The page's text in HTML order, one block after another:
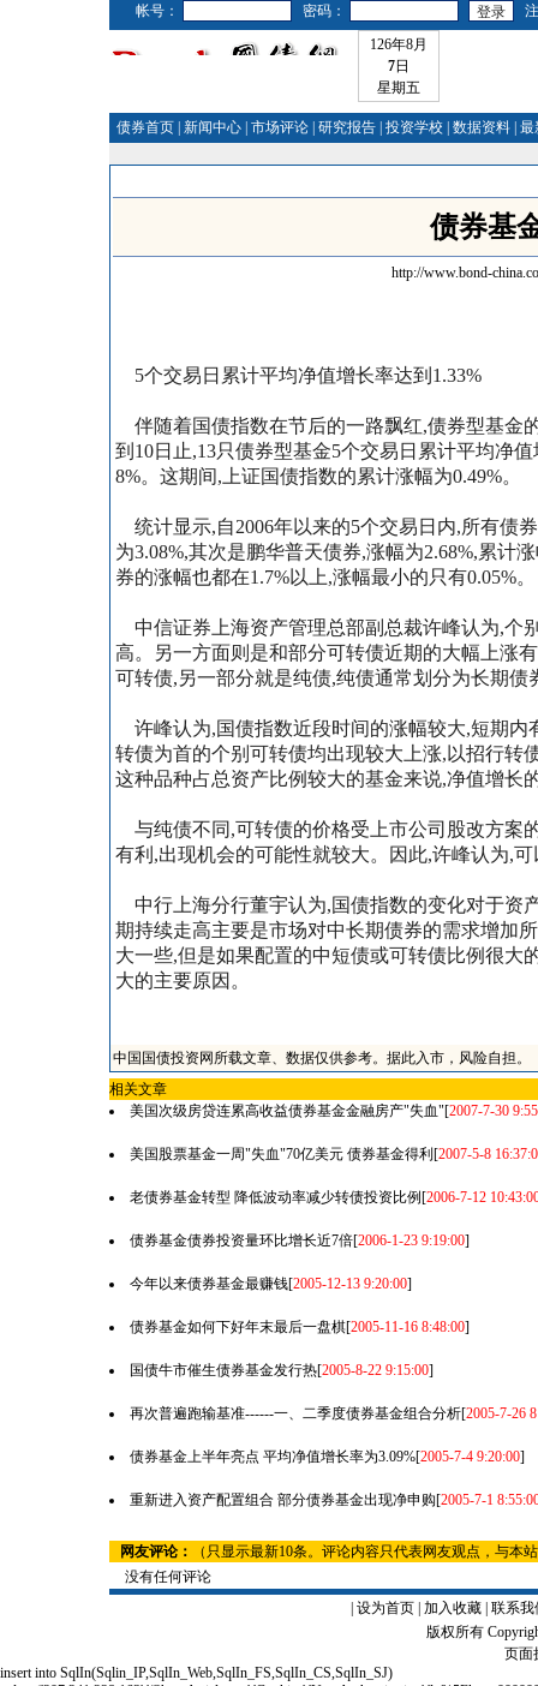
帐号： 密码：
126年8月
7日
星期五
债券首页 新闻中心 市场评论 研究报告 投资学校 数据资料 最
债券基
http://www.bond-
5个交易日累计平均净值增长率达到1.33%
伴随着国债指数在节后的一路飘红,债券型基金
到10日止,13只债券型基金5个交易日累计平均净
8%。这期间,上证国债指数的累计涨幅为0.49%。
统计显示,自2006年以来的5个交易日内,所有债
为3.08%,其次是鹏华普天债券,涨幅为2.68%,累计
券的涨幅也都在1.7%以上,涨幅最小的只有0.05%。
中信证券上海资产管理总部副总裁许峰认为,个
高。另一方面则是和部分可转债近期的大幅上涨
可转债,另一部分就是纯债,纯债通常划分为长期债
许峰认为,国债指数近段时间的涨幅较大,短期内
转债为首的个别可转债均出现较大上涨,以招行转
这种品种占总资产比例较大的基金来说,净值增长
与纯债不同,可转债的价格受上市公司股改方案
有利,出现机会的可能性就较大。因此,许峰认为,
中行上海分行董宇认为,国债指数的变化对于资
期持续走高主要是市场对中长期债券的需求增加
大一些,但是如果配置的中短债或可转债比例很大
大的主要原因。
中国国债投资网所载文章、数据仅供参考。据此入市，风险自担。
相关文章
美国次级房贷连累高收益债券基金金融房产"失血"[2007-7-30
美国股票基金一周"失血"70亿美元 债券基金得利 [2007-5-8
老债券基金转型 降低波动率减少转债投资比例 [2006-7-12
债券基金债券投资量环比增长近7倍[2006-1-23 9:19:00]
今年以来债券基金最赚钱[2005-12-13 9:20:00]
债券基金如何下好年末最后一盘棋[2005-11-16 8:48:00]
国债牛市催生债券基金发行热[2005-8-22 9:15:00]
再次普遍跑输基准------一、二季度债券基金组合分析[2005-7-26
债券基金上半年亮点 平均净值增长率为3.09%[2005-7-4 9:20:00]
重新进入资产配置组合 部分债券基金出现净申购[2005-7-1
网友评论：
（只显示最新10条。评论内容只代表网友观点，与本
没有任何评论
设为首页| 加入收藏| 联系我
版权所有
页面
insert into SqlIn(Sqlin_IP,SqlIn_Web,SqlIn_FS,SqlIn_CS,SqlIn_SJ)